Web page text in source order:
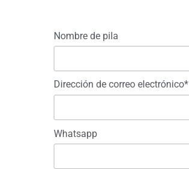
Nombre de pila
Dirección de correo electrónico*
Whatsapp